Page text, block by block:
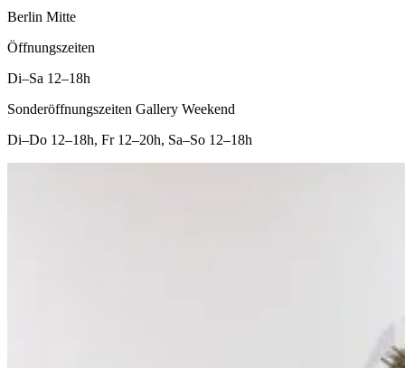
Berlin Mitte
Öffnungszeiten
Di–Sa 12–18h
Sonderöffnungszeiten Gallery Weekend
Di–Do 12–18h, Fr 12–20h, Sa–So 12–18h